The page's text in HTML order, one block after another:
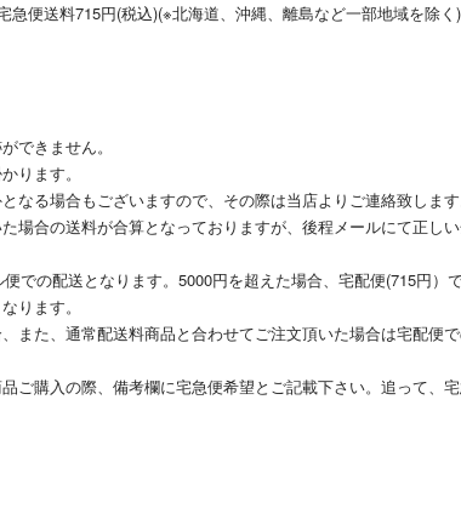
便送料715円(税込)(※北海道、沖縄、離島など一部地域を除
できません。
ります。
なる場合もございますので、その際は当店よりご連絡致します
場合の送料が合算となっておりますが、後程メールにて正し
での配送となります。5000円を超えた場合、宅配便(715円）
ります。
また、通常配送料商品と合わせてご注文頂いた場合は宅配便
ご購入の際、備考欄に宅急便希望とご記載下さい。追って、